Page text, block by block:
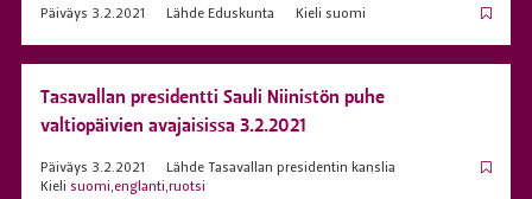
Päiväys 3.2.2021 LähdeEduskunta Kieli suomi
Tasavallan presidentti Sauli Niinistön puhe
valtiopäivien avajaisissa 3.2.2021
Päiväys 3.2.2021 LähdeTasavallan presidentin kanslia
Kieli suomi,englanti,ruotsi